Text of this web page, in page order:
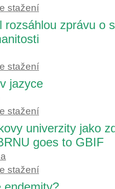
stažení
rozsáhlou zprávu o
stažení
jazyce
stažení
univerzity jako
goes to GBIF
stažení